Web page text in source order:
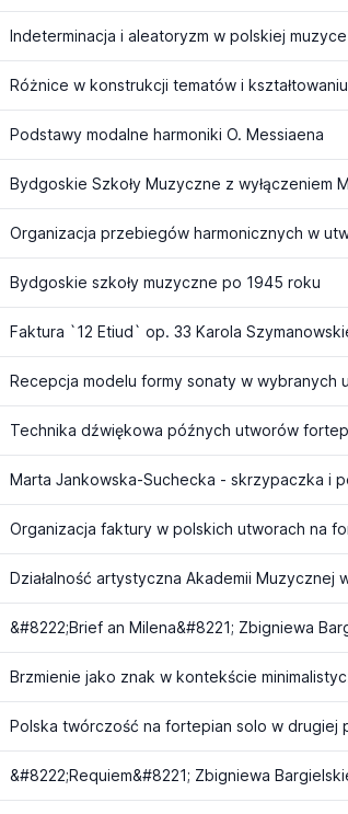
Podstawy modalne harmoniki O. Messiaena
Organizacja przebiegów harmonicznych w
Bydgoskie szkoły muzyczne po 1945 roku
Faktura `12 Etiud` op. 33 Karola
Technika dźwiękowa późnych utworów
Marta Jankowska-Suchecka - skrzypaczka i
Działalność artystyczna Akademii Muzycznej